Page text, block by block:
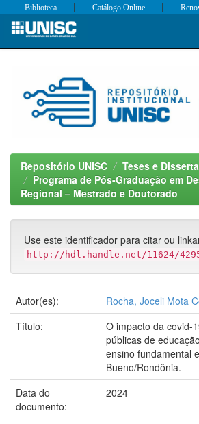
Skip
Biblioteca | Catálogo Online |
Repositório UNISC
Teses e
Programa de Pós-Graduação em
Regional – Mestrado e Doutorado
Use este identificador para citar ou
http://hdl.handle.net/11624/
Autor(es):
Rocha, Joceli Mota
Título:
O impacto da covid-
públicas de
ensino fundamental
Bueno/Rondônia.
Data do
documento:
2024